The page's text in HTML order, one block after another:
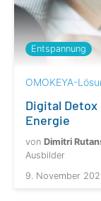
Entspannung
OMOKEYA-
Digital
Energie
von Dimitri
Ausbilder
9. November